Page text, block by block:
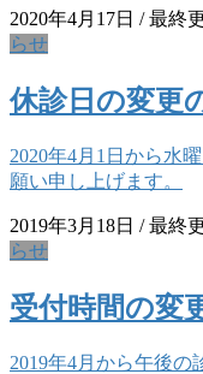
2020年4月17日 / 最終
らせ
休診日の変更
2020年4月1日から水
願い申し上げます。
2019年3月18日 / 最終
らせ
受付時間の変
2019年4月から午後の